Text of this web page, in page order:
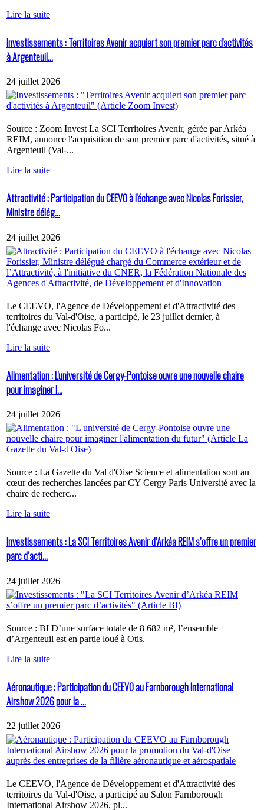
Lire la suite
Investissements : Territoires Avenir acquiert son premier parc d'activités
à Argenteuil...
24 juillet 2026
Source : Zoom Invest La SCI Territoires Avenir, gérée par Arkéa
REIM, annonce l'acquisition de son premier parc d'activités, situé à
Argenteuil (Val-...
Lire la suite
Attractivité : Participation du CEEVO à l'échange avec Nicolas Forissier,
Ministre délég...
24 juillet 2026
Le CEEVO, l'Agence de Développement et d'Attractivité des
territoires du Val-d'Oise, a participé, le 23 juillet dernier, à
l'échange avec Nicolas Fo...
Lire la suite
Alimentation : L'université de Cergy-Pontoise ouvre une nouvelle chaire
pour imaginer l...
24 juillet 2026
Source : La Gazette du Val d'Oise Science et alimentation sont au
cœur des recherches lancées par CY Cergy Paris Université avec la
chaire de recherc...
Lire la suite
Investissements : La SCI Territoires Avenir d’Arkéa REIM s’offre un premier
parc d’acti...
24 juillet 2026
Source : BI D’une surface totale de 8 682 m², l’ensemble
d’Argenteuil est en partie loué à Otis.
Lire la suite
Aéronautique : Participation du CEEVO au Farnborough International
Airshow 2026 pour la ...
22 juillet 2026
Le CEEVO, l'Agence de Développement et d'Attractivité des
territoires du Val-d'Oise, a participé au Salon Farnborough
International Airshow 2026, pl...